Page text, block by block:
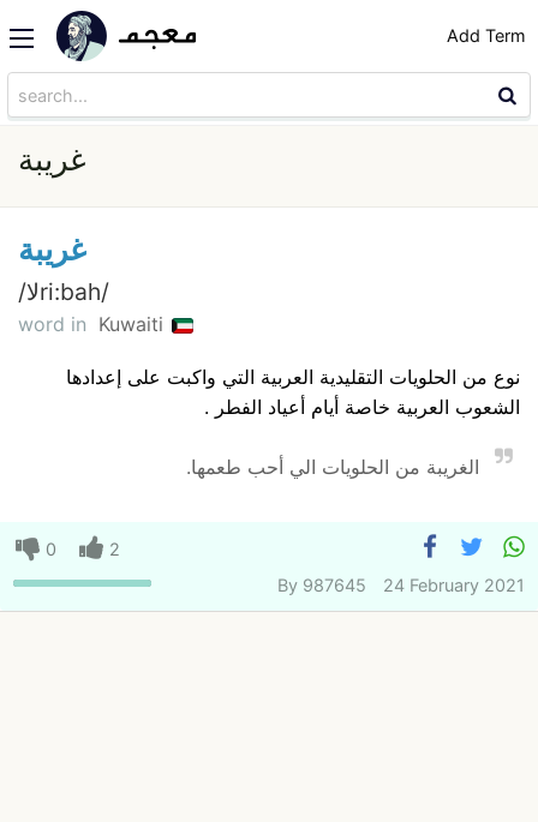
Add Term
غريبة
غريبة
/لاri:bah/
word in Kuwaiti
نوع من الحلويات التقليدية العربية التي واكبت على إعدادها
الشعوب العربية خاصة أيام أعياد الفطر .
الغريبة من الحلويات الي أحب طعمها.
0
2
By 987645 24 February 2021